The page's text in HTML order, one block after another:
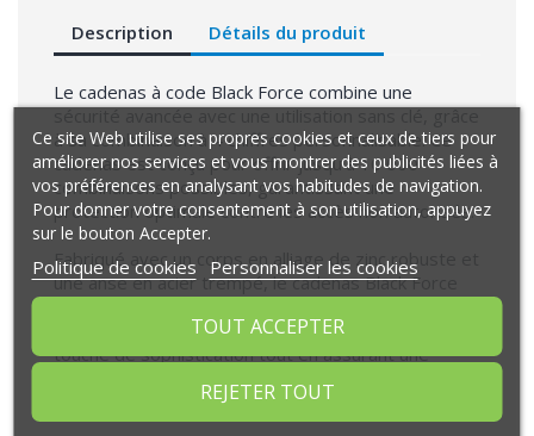
Description Détails du produit
Le cadenas à code Black Force combine une
à sa combinaison à 4 chiffres personnalisable. Ce
cadenas est conçu pour offrir jusqu'à 10 000
combinaisons possibles, garantissant une
protection optimale contre les accès non autorisés.
Fabriqué avec un corps en alliage de zinc robuste et
une anse en acier trempé, le cadenas Black Force
crochetage. Sa finition noire élégante ajoute une
touche de sophistication tout en assurant une
conditions difficiles.
Ce site Web utilise ses propres cookies et ceux de tiers pour
améliorer nos services et vous montrer des publicités liées à
vos préférences en analysant vos habitudes de navigation.
Pour donner votre consentement à son utilisation, appuyez
sur le bouton Accepter.
Politique de cookies Personnaliser les cookies
REJETER TOUT
TOUT ACCEPTER